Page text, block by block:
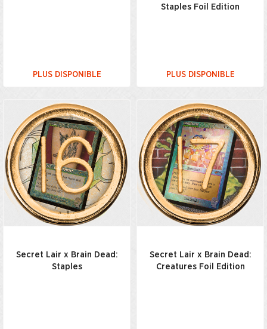
PLUS DISPONIBLE
Staples Foil Edition
PLUS DISPONIBLE
Secret Lair x Brain Dead:
Staples
Secret Lair x Brain Dead:
Creatures Foil Edition